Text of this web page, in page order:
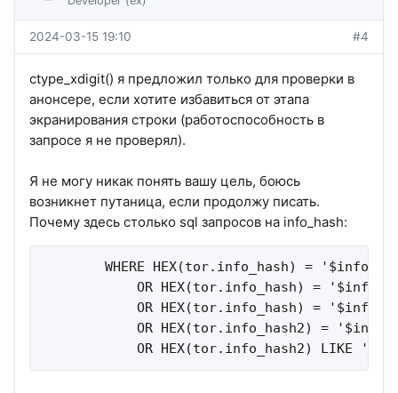
2024-03-15 19:10 #4
ctype_xdigit() я предложил только для проверки в
анонсере, если хотите избавиться от этапа
экранирования строки (работоспособность в
запросе я не проверял).
Я не могу никак понять вашу цель, боюсь
возникнет путаница, если продолжу писать.
Почему здесь столько sql запросов на info_hash:
WHERE HEX(tor.info_hash) =
OR HEX(tor.info_hash) =
OR HEX(tor.info_hash) =
OR HEX(tor.info_hash2) =
OR HEX(tor.info_hash2) LIKE